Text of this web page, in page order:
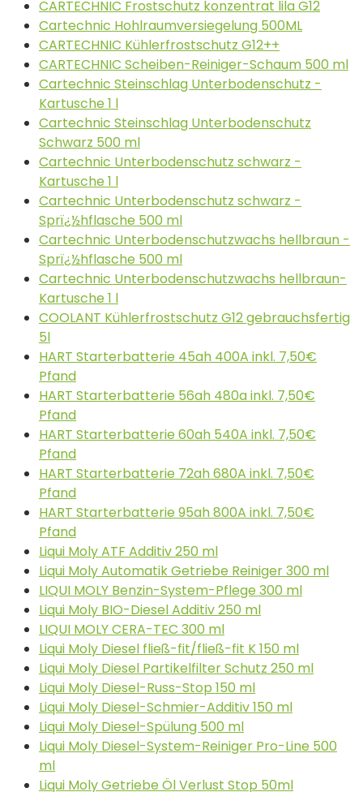
CARTECHNIC Frostschutz konzentrat lila G12
Cartechnic Hohlraumversiegelung 500ML
CARTECHNIC Kühlerfrostschutz G12++
CARTECHNIC Scheiben-Reiniger-Schaum 500 ml
Cartechnic Steinschlag Unterbodenschutz -
Kartusche 1 l
Cartechnic Steinschlag Unterbodenschutz
Schwarz 500 ml
Cartechnic Unterbodenschutz schwarz -
Kartusche 1 l
Cartechnic Unterbodenschutz schwarz -
Sprï¿½hflasche 500 ml
Cartechnic Unterbodenschutzwachs hellbraun -
Sprï¿½hflasche 500 ml
Cartechnic Unterbodenschutzwachs hellbraun-
Kartusche 1 l
COOLANT Kühlerfrostschutz G12 gebrauchsfertig
5l
HART Starterbatterie 45ah 400A inkl. 7,50€
Pfand
HART Starterbatterie 56ah 480a inkl. 7,50€
Pfand
HART Starterbatterie 60ah 540A inkl. 7,50€
Pfand
HART Starterbatterie 72ah 680A inkl. 7,50€
Pfand
HART Starterbatterie 95ah 800A inkl. 7,50€
Pfand
Liqui Moly ATF Additiv 250 ml
Liqui Moly Automatik Getriebe Reiniger 300 ml
LIQUI MOLY Benzin-System-Pflege 300 ml
Liqui Moly BIO-Diesel Additiv 250 ml
LIQUI MOLY CERA-TEC 300 ml
Liqui Moly Diesel fließ-fit/fließ-fit K 150 ml
Liqui Moly Diesel Partikelfilter Schutz 250 ml
Liqui Moly Diesel-Russ-Stop 150 ml
Liqui Moly Diesel-Schmier-Additiv 150 ml
Liqui Moly Diesel-Spülung 500 ml
Liqui Moly Diesel-System-Reiniger Pro-Line 500
ml
Liqui Moly Getriebe Öl Verlust Stop 50ml